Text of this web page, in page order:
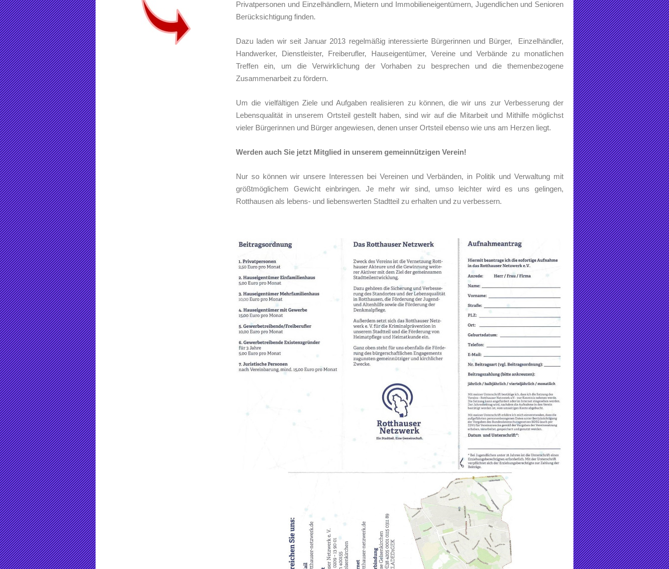
Privatpersonen und Einzelhändlern, Mietern und Immobilieneigentümern, Jugendlichen und Senioren
Berücksichtigung finden.
Dazu laden wir seit Januar 2013 regelmäßig interessierte Bürgerinnen und Bürger, Einzelhändler,
Handwerker, Dienstleister, Freiberufler, Hauseigentümer, Vereine und Verbände zu monatlichen
Treffen ein, um die Verwirklichung der Vorhaben zu besprechen und die themenbezogene
Zusammenarbeit zu fördern.
Um die vielfältigen Ziele und Aufgaben realisieren zu können, die wir uns zur Verbesserung der
Lebensqualität in unserem Ortsteil gestellt haben, sind wir auf die Mitarbeit und Mithilfe möglichst
vieler Bürgerinnen und Bürger angewiesen, denen unser Ortsteil ebenso wie uns am Herzen liegt.
Werden auch Sie jetzt Mitglied in unserem gemeinnützigen Verein!
Nur so können wir unsere Interessen bei Vereinen und Verbänden, in Politik und Verwaltung mit
größtmöglichem Gewicht einbringen. Je mehr wir sind, umso leichter wird es uns gelingen,
Rotthausen als lebens- und liebenswerten Stadtteil zu erhalten und zu verbessern.